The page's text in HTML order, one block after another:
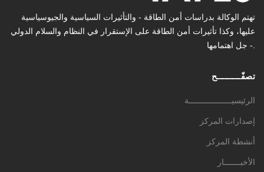
تهتم الوكالة بدراسات أمن الطاقة - والتأثیرات السیاسیة والجیوسیاسیة
عليها، وكذا تأثیرات أمن الطاقة على الإستقرار في النظام والسلام الدولي
- جل اهتمامها.
تصفّـــــــــح
الرئيسيــــــــــــــــــة
إصدارات المركز
أنشطة المركز
الأخبـــــــار